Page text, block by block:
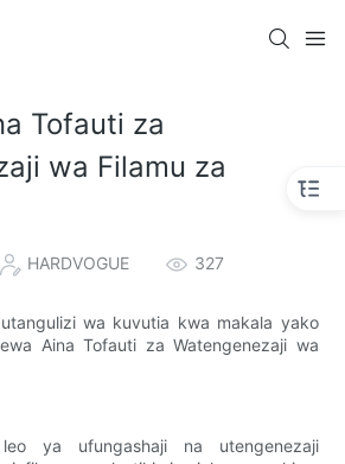
Tofauti za
wa Filamu za
HARDVOGUE 327
wa kuvutia kwa makala yako
Aina Tofauti za Watengenezaji wa
ya ufungashaji na utengenezaji